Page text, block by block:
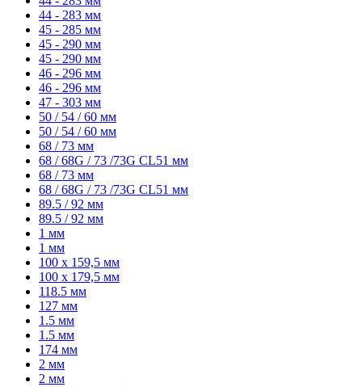
44 - 283 мм
45 - 285 мм
45 - 290 мм
45 - 290 мм
46 - 296 мм
46 - 296 мм
47 - 303 мм
50 / 54 / 60 мм
50 / 54 / 60 мм
68 / 73 мм
68 / 68G / 73 /73G CL51 мм
68 / 73 мм
68 / 68G / 73 /73G CL51 мм
89.5 / 92 мм
89.5 / 92 мм
1 мм
1 мм
100 х 159,5 мм
100 х 179,5 мм
118.5 мм
127 мм
1.5 мм
1.5 мм
174 мм
2 мм
2 мм